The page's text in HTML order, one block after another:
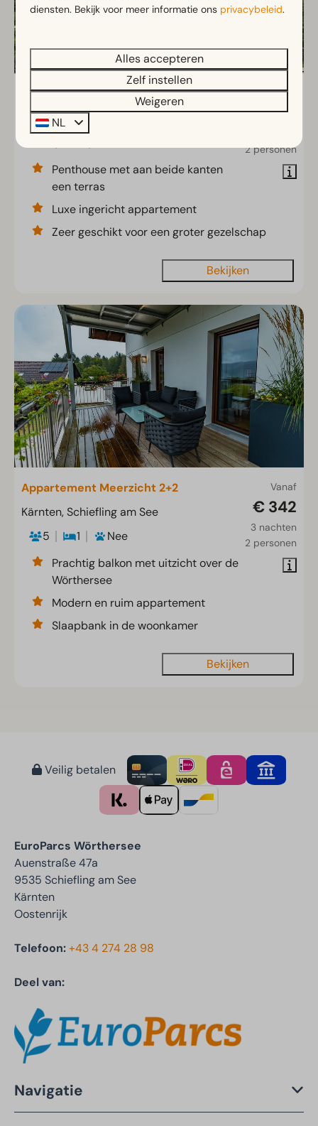
Vanaf
€ 542
2 personen
Panorama Penthouse 6+2
Kärnten, Schiefling am See
Penthouse met aan beide kanten
een terras
Luxe ingericht appartement
Zeer geschikt voor een groter gezelschap
Bekijken
Vanaf
€ 342
3 nachten
2 personen
Appartement Meerzicht 2+2
Kärnten, Schiefling am See
5
1
Nee
Prachtig balkon met uitzicht over de
Wörthersee
Modern en ruim appartement
Slaapbank in de woonkamer
Bekijken
Veilig betalen
EuroParcs Wörthersee
Auenstraße 47a
9535 Schiefling am See
Kärnten
Oostenrijk
Telefoon:+43 4 274 28 98
Deel van:
Navigatie
diensten. Bekijk voor meer informatie ons privacybeleid.
Alles accepteren
Zelf instellen
Weigeren
NL